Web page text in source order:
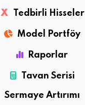
X Tedbirli Hisseler
Model Portföy
Raporlar
Tavan Serisi
Sermaye Artırımı